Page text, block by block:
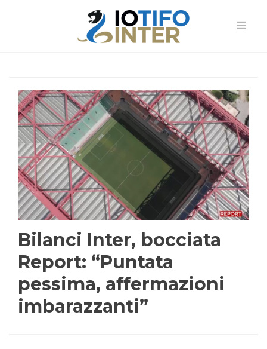
Bilanci Inter, bocciata
Report: “Puntata
pessima, affermazioni
imbarazzanti”